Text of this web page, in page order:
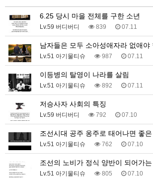
6.25 당시 마을 전체를 구한 소년
Lv.59 버디버디 839 07.11
남자들은 모두 소아성애자라 없애야
Lv.51 아기물티슈 987 07.11
이등병의 탈영이 나라를 살림
Lv.51 아기물티슈 892 07.11
저승사자 사회의 특징
Lv.59 버디버디 792 07.10
조선시대 공주 옹주로 태어나면 좋
Lv.51 아기물티슈 762 07.10
조선의 노비가 정식 양반이 되어가는
Lv.51 아기물티슈 805 07.10